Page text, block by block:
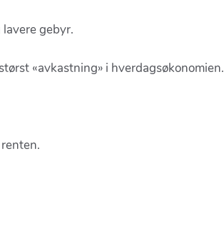
gebyr.
«avkastning» i hverdagsøkonomien.